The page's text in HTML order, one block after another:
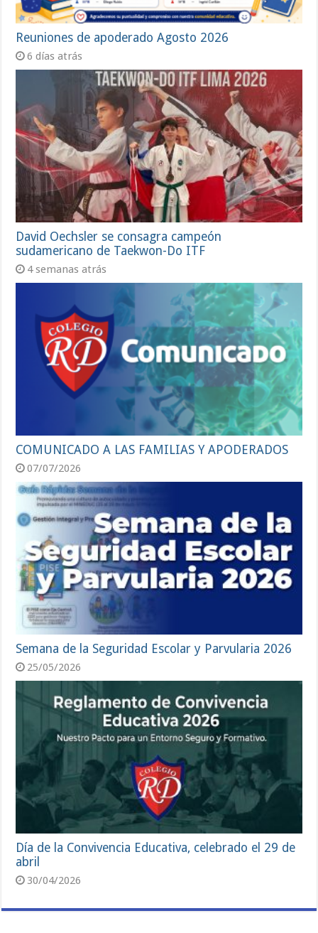
Reuniones de apoderado Agosto 2026
6 días atrás
David Oechsler se consagra campeón
sudamericano de Taekwon-Do ITF
4 semanas atrás
COMUNICADO A LAS FAMILIAS Y APODERADOS
07/07/2026
Semana de la Seguridad Escolar y Parvularia 2026
25/05/2026
Día de la Convivencia Educativa, celebrado el 29 de
abril
30/04/2026